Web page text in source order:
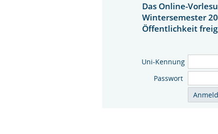
Das Online-
Wintersemester
Öffentlichkeit
Uni-Kennung
Passwort